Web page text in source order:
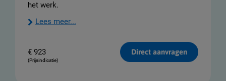
het werk.
Lees meer...
€ 923
(Prijsindicatie)
Direct aanvragen